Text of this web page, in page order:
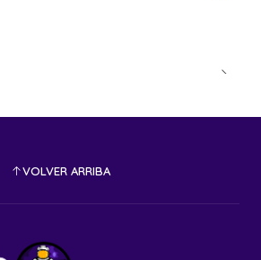
VOLVER ARRIBA